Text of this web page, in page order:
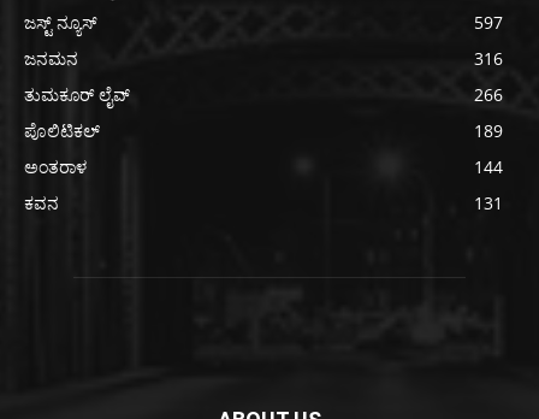
ಜಸ್ಟ್ ನ್ಯೂಸ್
597
ಜನಮನ
316
ತುಮಕೂರ್ ಲೈವ್
266
ಪೊಲಿಟಿಕಲ್
189
ಅಂತರಾಳ
144
ಕವನ
131